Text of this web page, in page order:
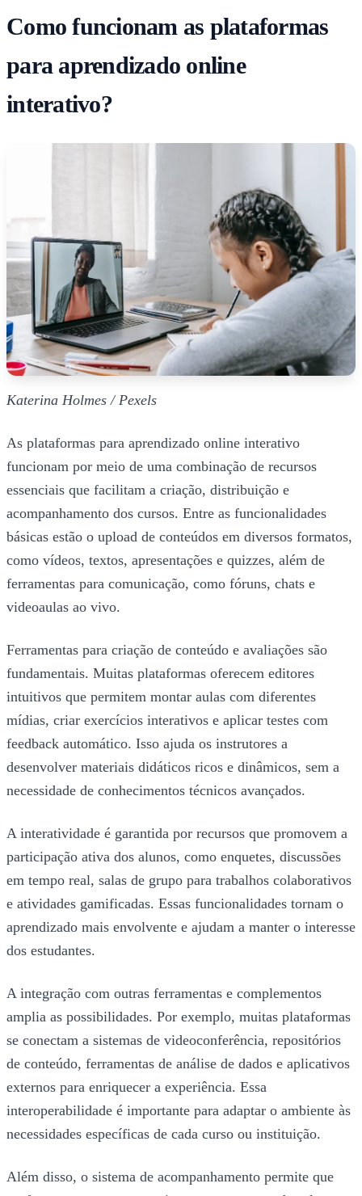
Como funcionam as plataformas
para aprendizado online
interativo?
Katerina Holmes / Pexels
As plataformas para aprendizado online interativo
funcionam por meio de uma combinação de recursos
essenciais que facilitam a criação, distribuição e
acompanhamento dos cursos. Entre as funcionalidades
básicas estão o upload de conteúdos em diversos formatos,
como vídeos, textos, apresentações e quizzes, além de
ferramentas para comunicação, como fóruns, chats e
videoaulas ao vivo.
Ferramentas para criação de conteúdo e avaliações são
fundamentais. Muitas plataformas oferecem editores
intuitivos que permitem montar aulas com diferentes
mídias, criar exercícios interativos e aplicar testes com
feedback automático. Isso ajuda os instrutores a
desenvolver materiais didáticos ricos e dinâmicos, sem a
necessidade de conhecimentos técnicos avançados.
A interatividade é garantida por recursos que promovem a
participação ativa dos alunos, como enquetes, discussões
em tempo real, salas de grupo para trabalhos colaborativos
e atividades gamificadas. Essas funcionalidades tornam o
aprendizado mais envolvente e ajudam a manter o interesse
dos estudantes.
A integração com outras ferramentas e complementos
amplia as possibilidades. Por exemplo, muitas plataformas
se conectam a sistemas de videoconferência, repositórios
de conteúdo, ferramentas de análise de dados e aplicativos
externos para enriquecer a experiência. Essa
interoperabilidade é importante para adaptar o ambiente às
necessidades específicas de cada curso ou instituição.
Além disso, o sistema de acompanhamento permite que